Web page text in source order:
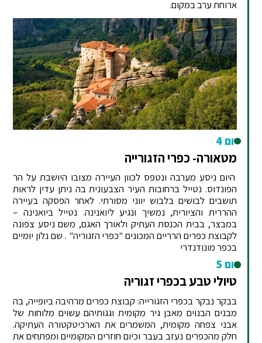
ארוחת ערב במקום.
יום 4
מטאורה- כפרי הזגורייה
היום ניסע מערבה ונטפס לכוון העיירה מצובו היושבת על הר
הפונדוס. נטייל ברחובות העיר הצבעונית בה ניתן עדין לראות
תושבים לבושים בלבוש יווני מסורתי. לאחר הפסקה בעיירה
ההררית והציורית, נמשיך ונגיע ליואנינה. נטייל ביואנינה –
במבצר, בבית הכנסת העתיק ולאורך האגם, משם ניסע צפונה
לקבוצת כפרים הרריים המכונים "כפרי הזגוריה" . שם נלון יומיים
בכפר מונודנדרי
יום 5
טיולי טבע בכפרי זגוריה
בבקר נבקר בכפרי הזגורייה: קבוצת כפרים מרהיבה ביופייה, בה
מבנים הבנוים מאבן גיר מקומית וגגותיהם עשוים מלוחות של
אבני צפחה מקומית, המשמרים את הארכיטקטורה העתיקה.
חלק מהכפרים נעזב בעבר וכיום חוזרים המקומיים ומפתחים את